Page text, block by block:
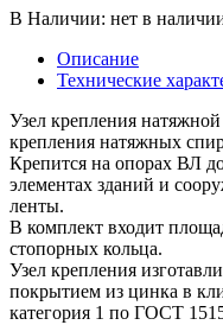
В Наличии: нет в
Описание
Технические
Узел крепления
крепления натяжных
Крепится на опорах ВЛ
элементах зданий и
ленты.
В комплект входит
стопорных кольца.
Узел крепления
покрытием из цинка в
категория 1 по ГОСТ